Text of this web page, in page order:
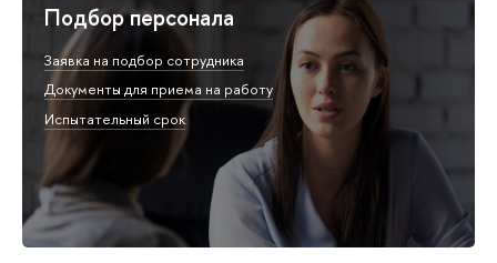
Подбор персонала
Заявка на подбор сотрудника
Документы для приема на работу
Испытательный срок